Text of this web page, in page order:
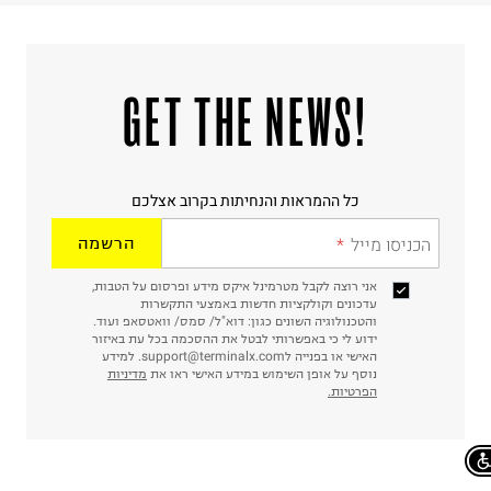
!GET THE NEWS
כל ההמראות והנחיתות בקרוב אצלכם
הכניסו מייל הרשמה
אני רוצה לקבל מטרמינל איקס מידע ופרסום על הטבות,
עדכונים וקולקציות חדשות באמצעי התקשרות
והטכנולוגיה השונים כגון: דוא"ל/ סמס/ וואטסאפ ועוד.
ידוע לי כי באפשרותי לבטל את ההסכמה בכל עת באיזור
האישי או בפנייה לsupport@terminalx.com. למידע
נוסף על אופן השימוש במידע האישי ראו את מדיניות
הפרטיות.